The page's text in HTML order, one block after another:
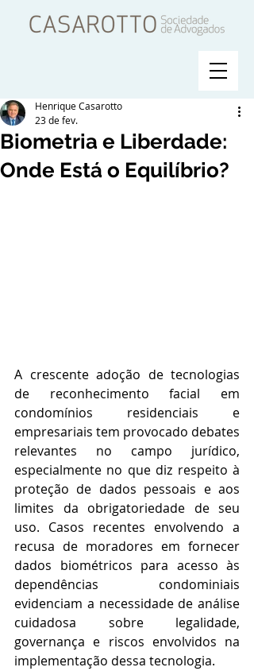
Biometria e Liberdade:
Onde Está o Equilíbrio?
Henrique Casarotto
23 de fev.
A crescente adoção de tecnologias
de reconhecimento facial em
condomínios residenciais e
empresariais tem provocado debates
relevantes no campo jurídico,
especialmente no que diz respeito à
proteção de dados pessoais e aos
limites da obrigatoriedade de seu
uso. Casos recentes envolvendo a
recusa de moradores em fornecer
dados biométricos para acesso às
dependências condominiais
evidenciam a necessidade de análise
cuidadosa sobre legalidade,
governança e riscos envolvidos na
implementação dessa tecnologia.